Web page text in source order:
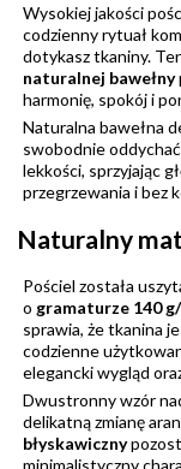
Wysokiej jakości
codzienny rytuał
dotykasz tkaniny.
naturalnej bawełny
harmonię, spokój i
Naturalna bawełna
swobodnie
lekkości, sprzyjając
przegrzewania i bez
Naturalny
Pościel została
o gramaturze 140 g/
sprawia, że tkanina
codzienne
elegancki wygląd
Dwustronny wzór
delikatną zmianę
błyskawiczny
minimalistyczny